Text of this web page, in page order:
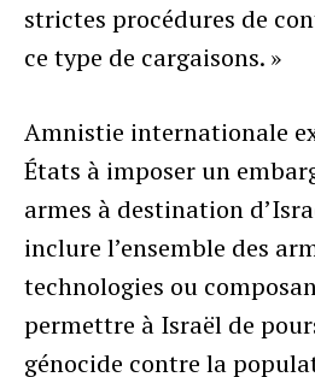
strictes procédures de
ce type de cargaisons. »
Amnistie internationale
États à imposer un
armes à destination
inclure l’ensemble des
technologies ou
permettre à Israël de
génocide contre la